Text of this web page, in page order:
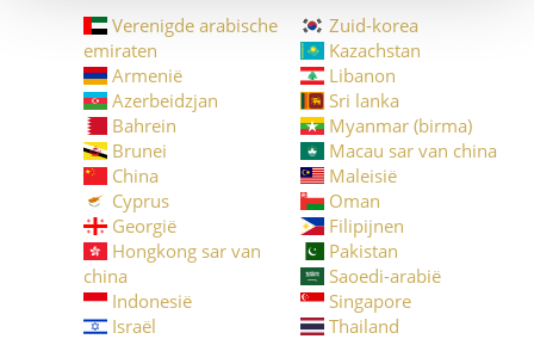
Verenigde arabische
emiraten
Armenië
Azerbeidzjan
Bahrein
Brunei
China
Cyprus
Georgië
Hongkong sar van
china
Indonesië
Israël
Zuid-korea
Kazachstan
Libanon
Sri lanka
Myanmar (birma)
Macau sar van china
Maleisië
Oman
Filipijnen
Pakistan
Saoedi-arabië
Singapore
Thailand